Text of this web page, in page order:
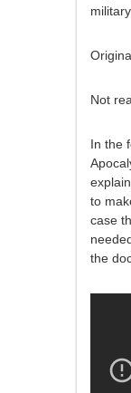
Not
In the
to
case
the